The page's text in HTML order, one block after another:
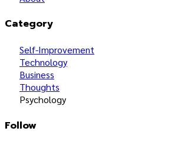
Category
Self-Improvement
Technology
Business
Thoughts
Psychology
Follow